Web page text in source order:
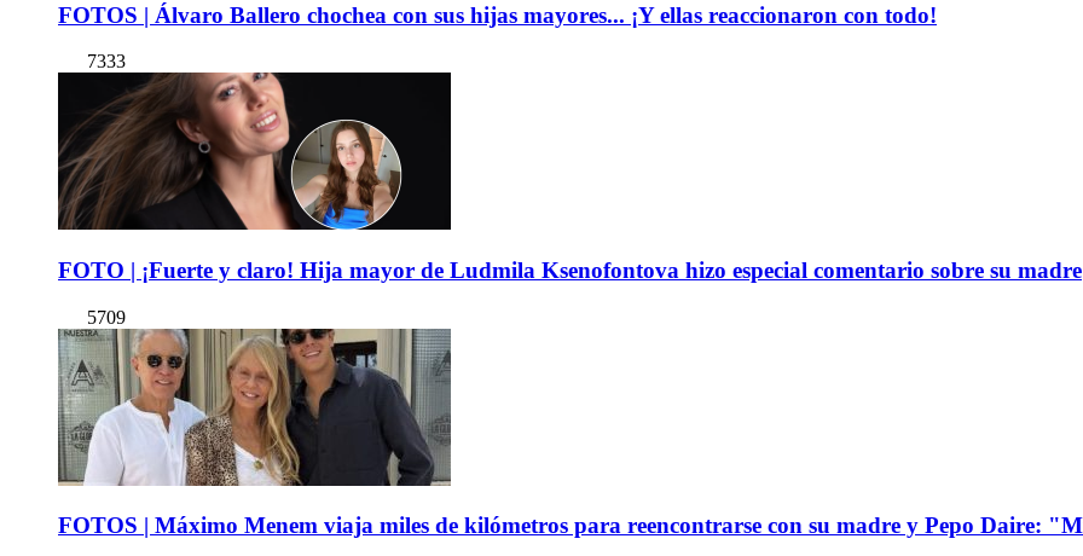
FOTOS | Álvaro Ballero chochea con sus hijas mayores... ¡Y ellas reaccionaron con todo!
7333
FOTO | ¡Fuerte y claro! Hija mayor de Ludmila Ksenofontova hizo especial comentario sobre su madre
5709
FOTOS | Máximo Menem viaja miles de kilómetros para reencontrarse con su madre y Pepo Daire: